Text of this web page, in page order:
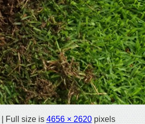
Full size is 4656 × 2620pixels